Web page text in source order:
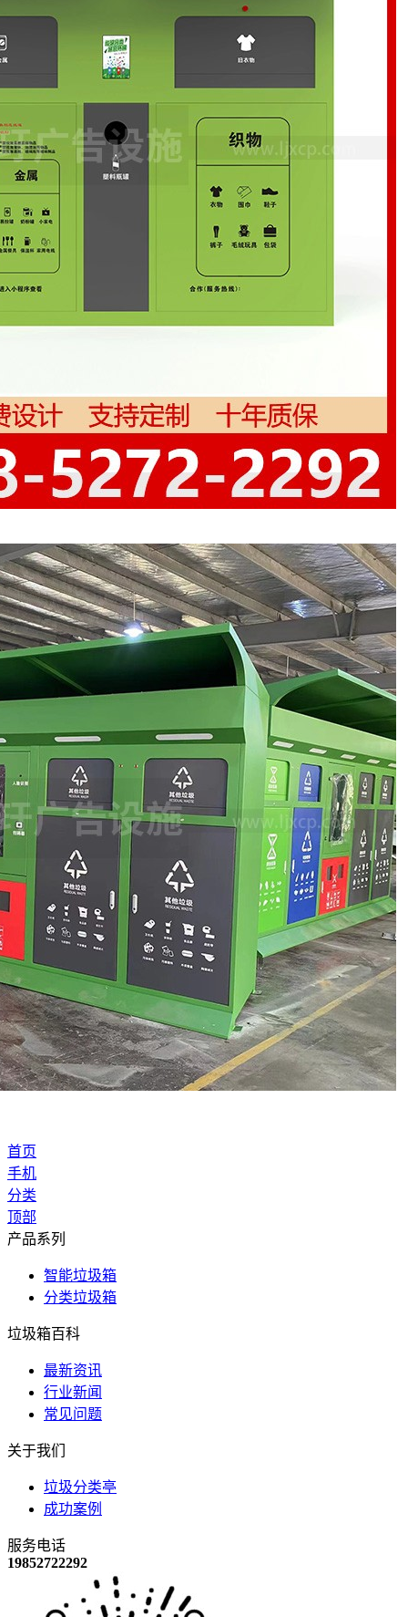
首页
手机
分类
顶部
产品系列
智能垃圾箱
分类垃圾箱
垃圾箱百科
最新资讯
行业新闻
常见问题
关于我们
垃圾分类亭
成功案例
服务电话
19852722292